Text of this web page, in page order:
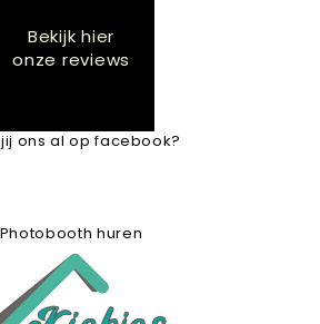
Bekijk hier
onze reviews
ons al op facebook?
Photobooth huren